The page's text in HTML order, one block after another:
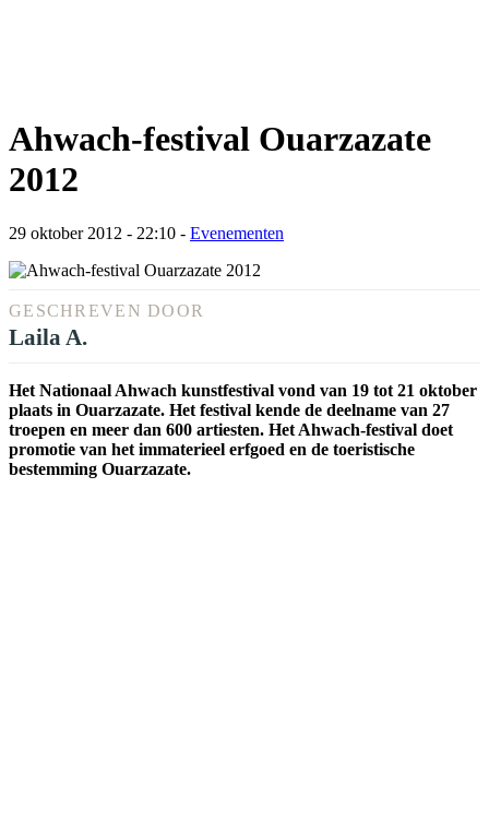
Ahwach-festival Ouarzazate
2012
29 oktober 2012 - 22:10 - Evenementen
GESCHREVEN DOOR
Laila A.
Het Nationaal Ahwach kunstfestival vond van 19 tot 21 oktober
plaats in Ouarzazate. Het festival kende de deelname van 27
troepen en meer dan 600 artiesten. Het Ahwach-festival doet
promotie van het immaterieel erfgoed en de toeristische
bestemming Ouarzazate.